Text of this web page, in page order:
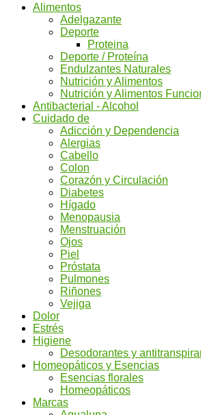
Alimentos
Adelgazante
Deporte
Proteina
Deporte / Proteína
Endulzantes Naturales
Nutrición y Alimentos
Nutrición y Alimentos
Antibacterial - Alcohol
Cuidado de
Adicción y Dependencia
Alergias
Cabello
Colon
Corazón y Circulación
Diabetes
Hígado
Menopausia
Menstruación
Ojos
Piel
Próstata
Pulmones
Riñones
Vejiga
Dolor
Estrés
Higiene
Desodorantes y
Homeopáticos y Esencias
Esencias florales
Homeopáticos
Marcas